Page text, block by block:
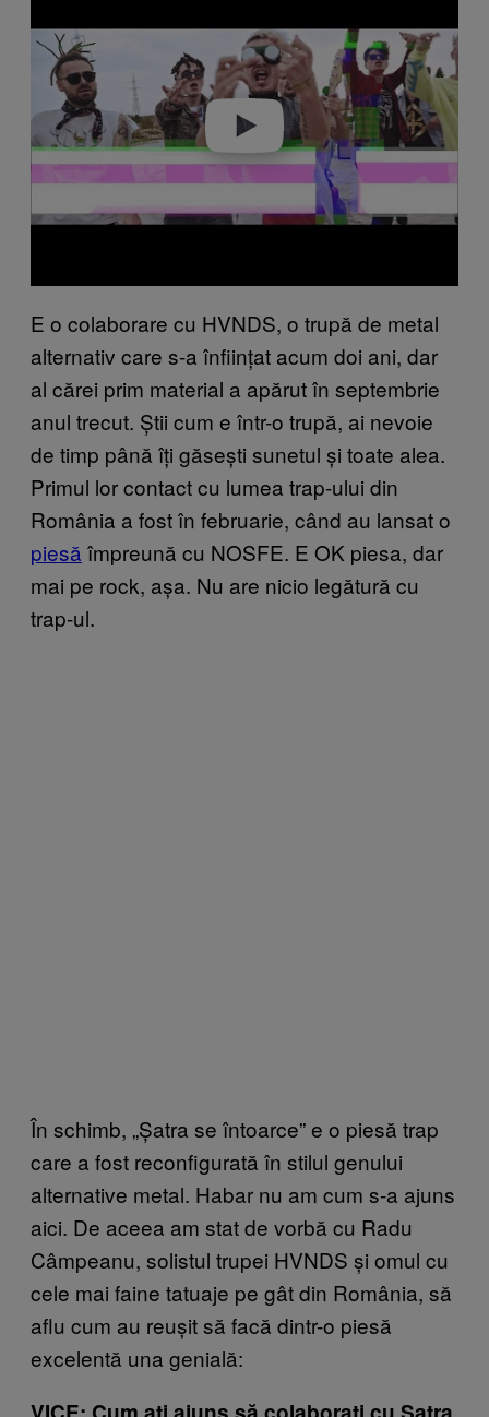
v
E o colaborare cu HVNDS, o trupă de metal
alternativ care s-a înființat acum doi ani, dar
al cărei prim material a apărut în septembrie
anul trecut. Știi cum e într-o trupă, ai nevoie
de timp până îți găsești sunetul și toate alea.
Primul lor contact cu lumea trap-ului din
România a fost în februarie, când au lansat o
piesă împreună cu NOSFE. E OK piesa, dar
mai pe rock, așa. Nu are nicio legătură cu
trap-ul.
În schimb, „Șatra se întoarce” e o piesă trap
care a fost reconfigurată în stilul genului
alternative metal. Habar nu am cum s-a ajuns
aici. De aceea am stat de vorbă cu Radu
Câmpeanu, solistul trupei HVNDS și omul cu
cele mai faine tatuaje pe gât din România, să
aflu cum au reușit să facă dintr-o piesă
excelentă una genială: